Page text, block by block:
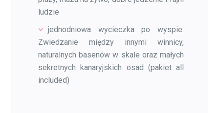
ludzie
jednodniowa wycieczka po wyspie.
Zwiedzanie między innymi winnicy,
naturalnych basenów w skale oraz małych
sekretnych kanaryjskich osad (pakiet all
included)